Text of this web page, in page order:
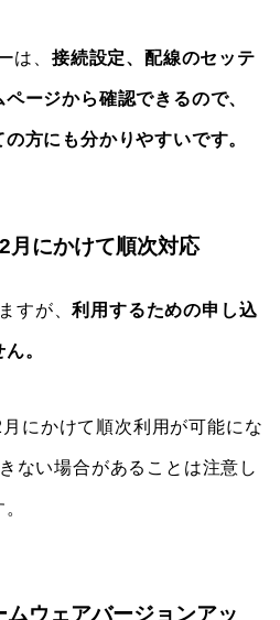
は、 接続設定、配線のセッテ
ージから確認できるので、
方にも分かりやすいです。
月にかけて順次対応
すが、利用するための申し込
。
にかけて順次利用が可能にな
ない場合があることは注意し
ウェアバージョンアッ